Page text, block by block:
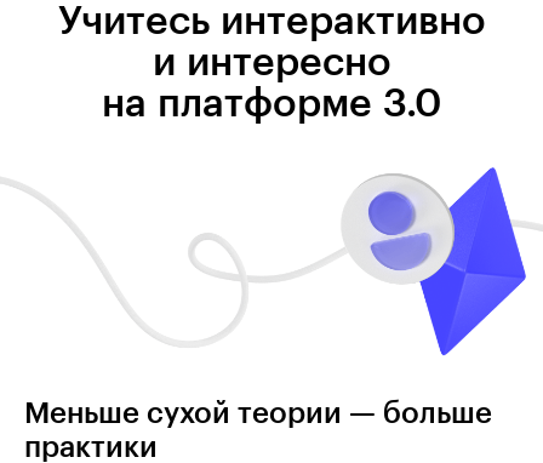
Учитесь интерактивно
и интересно
на платформе 3.0
Меньше сухой теории — больше
практики